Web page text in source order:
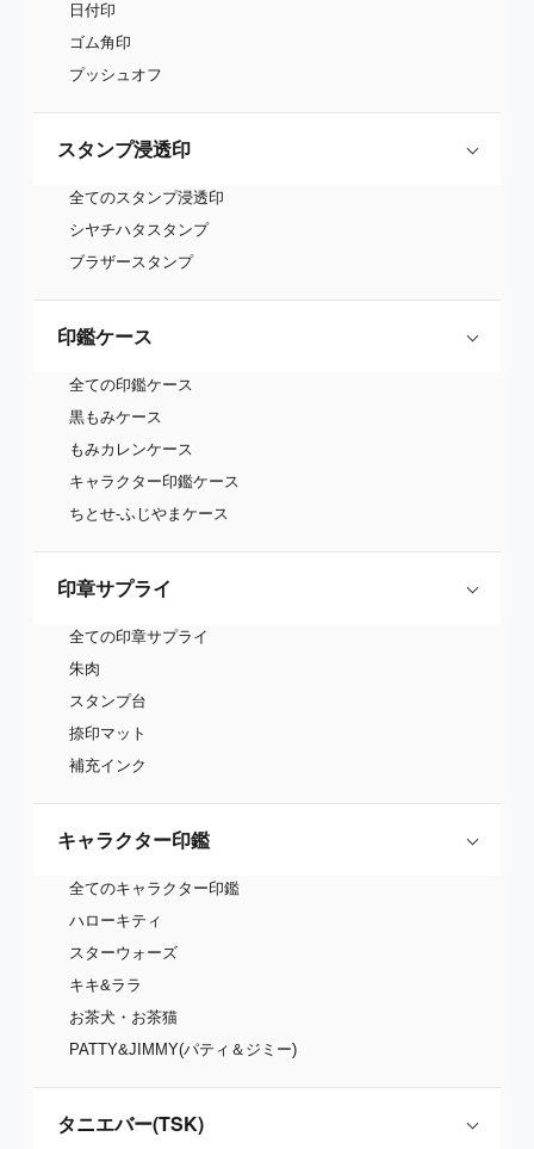
日付印
ゴム角印
プッシュオフ
スタンプ浸透印
全てのスタンプ浸透印
シヤチハタスタンプ
ブラザースタンプ
印鑑ケース
全ての印鑑ケース
黒もみケース
もみカレンケース
キャラクター印鑑ケース
ちとせ-ふじやまケース
印章サプライ
全ての印章サプライ
朱肉
スタンプ台
捺印マット
補充インク
キャラクター印鑑
全てのキャラクター印鑑
ハローキティ
スターウォーズ
キキ&ララ
お茶犬・お茶猫
PATTY&JIMMY(パティ＆ジミー)
タニエバー(TSK)